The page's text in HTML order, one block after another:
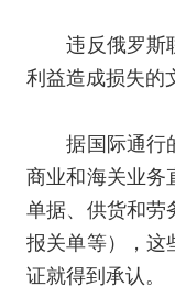
违反俄罗斯联
利益造成损失的
据国际通行的
商业和海关业务
单据、供货和劳
报关单等），这
证就得到承认。